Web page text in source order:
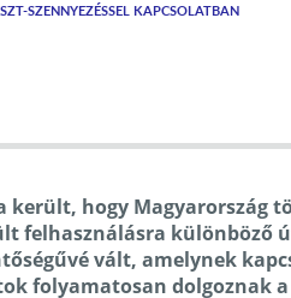
SZENNYEZÉSSEL KAPCSOLATBAN
hogy Magyarország
felhasználásra különböző
vált, amelynek
folyamatosan dolgoznak